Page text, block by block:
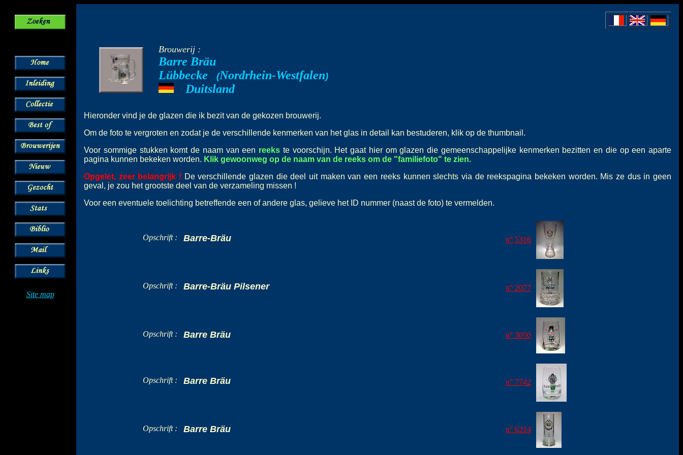
Site map
Brouwerij :
Barre Bräu
Lübbecke
(Nordrhein-Westfalen)
Duitsland
Hieronder vind je de glazen die ik bezit van de gekozen brouwerij.
Om de foto te vergroten en zodat je de verschillende kenmerken van het glas in detail kan bestuderen, klik op de thumbnail.
Voor sommige stukken komt de naam van een reeks te voorschijn. Het gaat hier om glazen die gemeenschappelijke kenmerken bezitten en die op een aparte
pagina kunnen bekeken worden. Klik gewoonweg op de naam van de reeks om de "familiefoto" te zien.
Opgelet, zeer belangrijk ! De verschillende glazen die deel uit maken van een reeks kunnen slechts via de reekspagina bekeken worden. Mis ze dus in geen
geval, je zou het grootste deel van de verzameling missen !
Voor een eventuele toelichting betreffende een of andere glas, gelieve het ID nummer (naast de foto) te vermelden.
Opschrift : Barre-Bräu n° 5316
Opschrift : Barre-Bräu Pilsener n° 2077
Opschrift : Barre Bräu n° 3050
Opschrift : Barre Bräu n° 7742
Opschrift : Barre Bräu n° 6214